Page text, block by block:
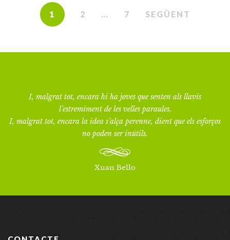
1 2 … 7 SEGÜENT
I, malgrat tot, encara hi ha joves que senten als llavis
l’estremiment de les velles paraules.
I, malgrat tot, encara la idea s’alça perenne, dient que els esforços
no poden ser inútils.
Xuan Bello